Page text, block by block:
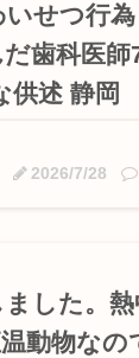
せつ行為
歯科医師
供述 静岡
2026/7/28
した。熱
動物なの